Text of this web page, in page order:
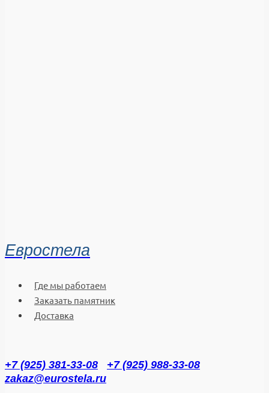
Евростела
Где мы работаем
Заказать памятник
Доставка
+7 (925) 381-33-08
+7 (925) 988-33-08
zakaz@eurostela.ru